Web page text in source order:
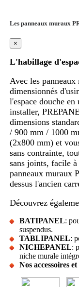
Les panneaux muraux
×
L'habillage
Avec les
dimensionnés
l'espace douche
installer,
dimensions
/ 900 mm / 1000
(2x800 mm) et
sans contrainte,
sans joints, facile
panneaux muraux
dessus l'ancien
Découvrez
BATIPANEL:
suspendus.
TABLIPANEL:
NICHEPANEL:
niche murale
Nos accessoires